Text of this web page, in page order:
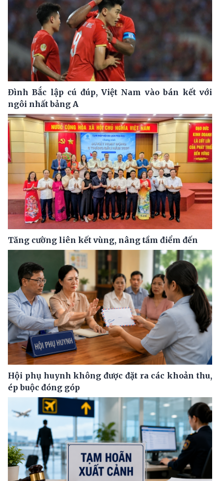
Đình Bắc lập cú đúp, Việt Nam vào bán kết với
ngôi nhất bảng A
Tăng cường liên kết vùng, nâng tầm điểm đến
Hội phụ huynh không được đặt ra các khoản thu,
ép buộc đóng góp